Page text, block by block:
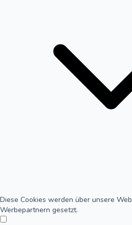
Diese Cookies werden über unsere
Werbepartnern gesetzt.